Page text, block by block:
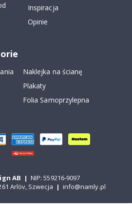
Inspiracja
Opinie
Naklejka na ścianę
Plakaty
Folia Samoprzylepna
AB | NIP: 559216-9097
Arlöv, Szwecja | info@namly.pl